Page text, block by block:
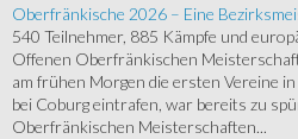
Oberfränkische 2026 – Eine
540 Teilnehmer, 885 Kämpfe und
Offenen Oberfränkischen
am frühen Morgen die ersten Vereine
bei Coburg eintrafen, war bereits zu
Oberfränkischen Meisterschaften...